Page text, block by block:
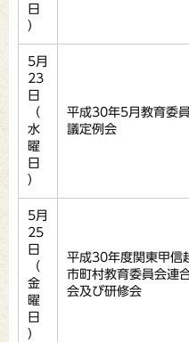
日
）
5月
23
日
（
水
曜
日
）
平成30年5月教育委
議定例会
5月
25
日
（
金
曜
日
）
平成30年度関東甲信
市町村教育委員会連
会及び研修会